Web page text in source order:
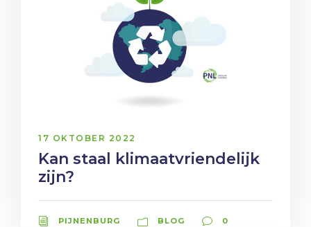
17 OKTOBER 2022
Kan staal klimaatvriendelijk
zijn?
PIJNENBURG BLOG 0